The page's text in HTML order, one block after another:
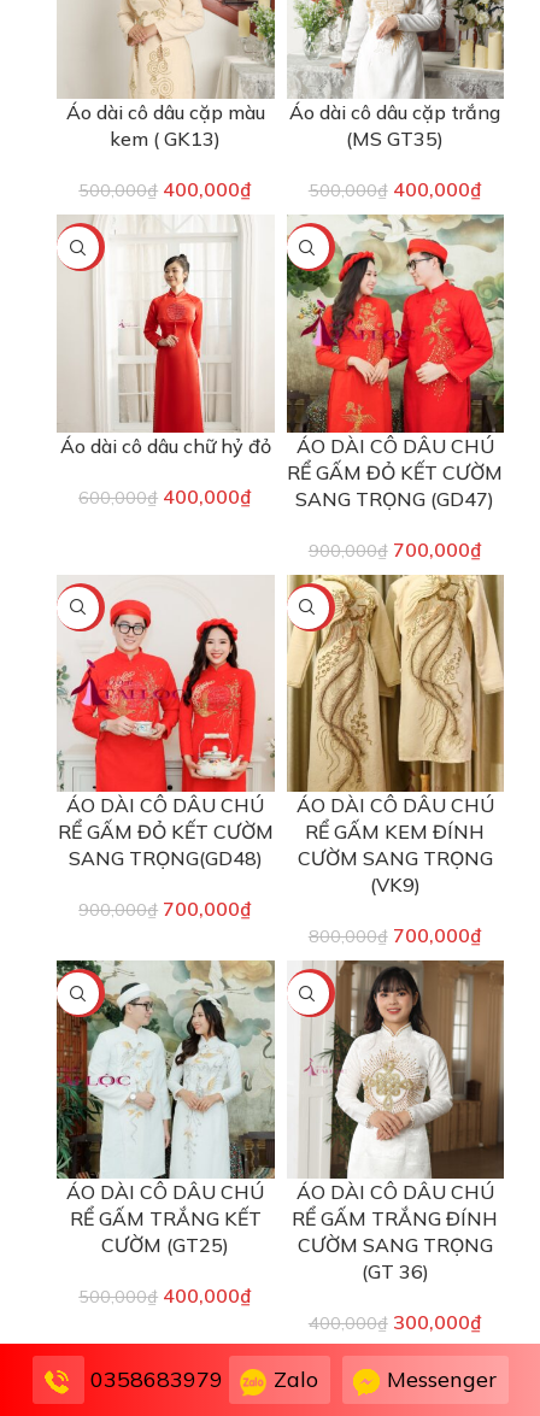
Áo dài cô dâu cặp màu
kem ( GK13)
500,000₫ 400,000₫
Áo dài cô dâu cặp trắng
(MS GT35)
500,000₫ 400,000₫
-33%
Áo dài cô dâu chữ hỷ đỏ
600,000₫ 400,000₫
-22%
ÁO DÀI CÔ DÂU CHÚ
RỂ GẤM ĐỎ KẾT CƯỜM
SANG TRỌNG (GD47)
900,000₫ 700,000₫
-22%
ÁO DÀI CÔ DÂU CHÚ
RỂ GẤM ĐỎ KẾT CƯỜM
SANG TRỌNG(GD48)
900,000₫ 700,000₫
-13%
ÁO DÀI CÔ DÂU CHÚ
RỂ GẤM KEM ĐÍNH
CƯỜM SANG TRỌNG
(VK9)
800,000₫ 700,000₫
-20%
ÁO DÀI CÔ DÂU CHÚ
RỂ GẤM TRẮNG KẾT
CƯỜM (GT25)
500,000₫ 400,000₫
-25%
ÁO DÀI CÔ DÂU CHÚ
RỂ GẤM TRẮNG ĐÍNH
CƯỜM SANG TRỌNG
(GT 36)
400,000₫ 300,000₫
-22% -22%
0358683979 Zalo Messenger